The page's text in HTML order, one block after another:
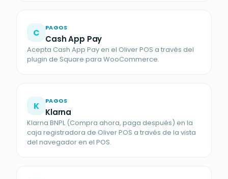
C PAGOS
Cash App Pay
Acepta Cash App Pay en el Oliver POS a través del
plugin de Square para WooCommerce.
K PAGOS
Klarna
Klarna BNPL (Compra ahora, paga después) en la
caja registradora de Oliver POS a través de la vista
del navegador en el POS.